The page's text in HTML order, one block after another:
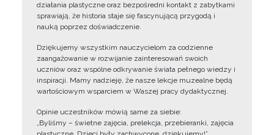
działania plastyczne oraz bezpośredni kontakt z zabytkami
sprawiają, że historia staje się fascynującą przygodą i
nauką poprzez doświadczenie.
Dziękujemy wszystkim nauczycielom za codzienne
zaangażowanie w rozwijanie zainteresowań swoich
uczniów oraz wspólne odkrywanie świata pełnego wiedzy i
inspiracji. Mamy nadzieję, że nasze lekcje muzealne będą
wartościowym wsparciem w Waszej pracy dydaktycznej.
Opinie uczestników mówią same za siebie:
„Byliśmy – świetne zajęcia, prelekcja, przebieranki, zajęcia